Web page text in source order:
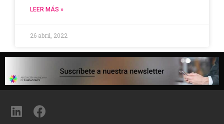
LEER MÁS »
26 abril, 2022